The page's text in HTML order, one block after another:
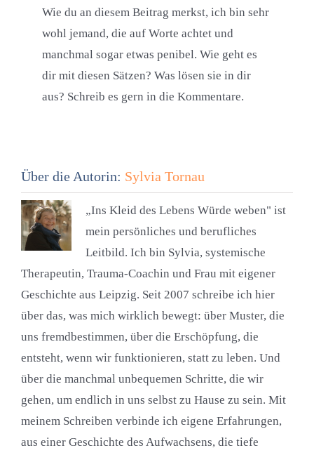
Wie du an diesem Beitrag merkst, ich bin sehr
wohl jemand, die auf Worte achtet und
manchmal sogar etwas penibel. Wie geht es
dir mit diesen Sätzen? Was lösen sie in dir
aus? Schreib es gern in die Kommentare.
Über die Autorin: Sylvia Tornau
„Ins Kleid des Lebens Würde weben" ist
mein persönliches und berufliches
Leitbild. Ich bin Sylvia, systemische
Therapeutin, Trauma-Coachin und Frau mit eigener
Geschichte aus Leipzig. Seit 2007 schreibe ich hier
über das, was mich wirklich bewegt: über Muster, die
uns fremdbestimmen, über die Erschöpfung, die
entsteht, wenn wir funktionieren, statt zu leben. Und
über die manchmal unbequemen Schritte, die wir
gehen, um endlich in uns selbst zu Hause zu sein. Mit
meinem Schreiben verbinde ich eigene Erfahrungen,
aus einer Geschichte des Aufwachsens, die tiefe